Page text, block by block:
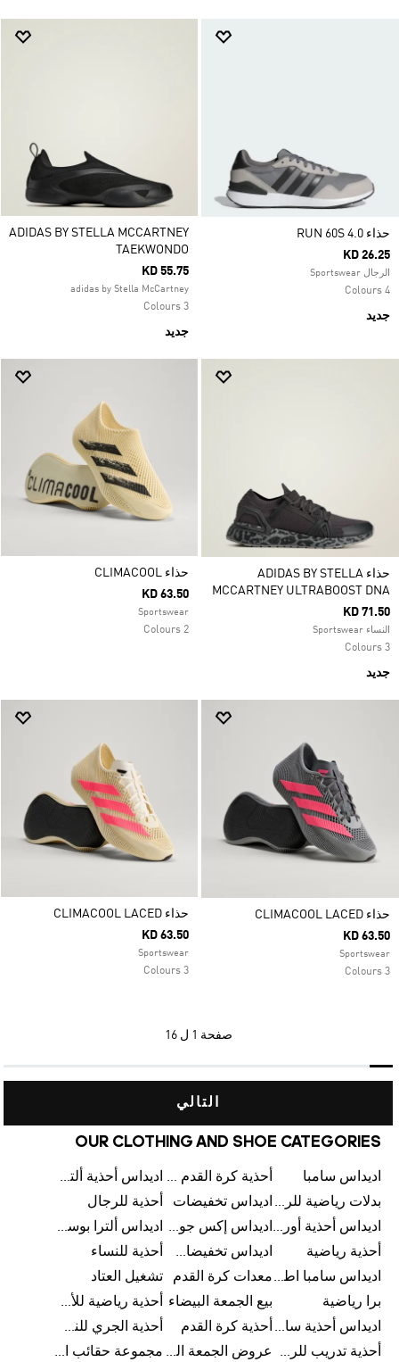
حذاء RUN 60S 4.0
KD 26.25
الرجال Sportswear
4 Colours
جديد
ADIDAS BY STELLA MCCARTNEY
TAEKWONDO
KD 55.75
adidas by Stella McCartney
3 Colours
جديد
حذاء ADIDAS BY STELLA
MCCARTNEY ULTRABOOST DNA
KD 71.50
النساء Sportswear
3 Colours
جديد
حذاء CLIMACOOL
KD 63.50
Sportswear
2 Colours
حذاء CLIMACOOL LACED
KD 63.50
Sportswear
3 Colours
حذاء CLIMACOOL LACED
KD 63.50
Sportswear
3 Colours
صفحة 1 ل 16
التالي
OUR CLOTHING AND SHOE CATEGORIES
اديداس سامبا أحذية كرة القدم للرجال
اديداس أحذية ألترا بوست للرجال
بدلات رياضية للرجال اديداس تخفيضات
أحذية للرجال
اديداس أحذية أورجينالز
اديداس إكس جود بيلينغهام
اديداس ألترا بوست
أحذية رياضية
اديداس تخفيضات للأطفال
أحذية للنساء
اديداس سامبا اطفالمعدات كرة القدم
تشغيل العتاد
برا رياضية
بيع الجمعة البيضاء
أحذية رياضية للأطفال
اديداس أحذية سامبا للنساء أحذية كرة القدم
أحذية الجري للنساء
أحذية تدريب للرجال
عروض الجمعة البيضاء للرجال
مجموعة حقائب الظهر